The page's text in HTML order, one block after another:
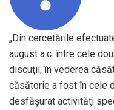
„Din cercetările
august a.c. între cele
discuţii, în vederea
căsătorie a fost în cele
desfăşurat activităţi